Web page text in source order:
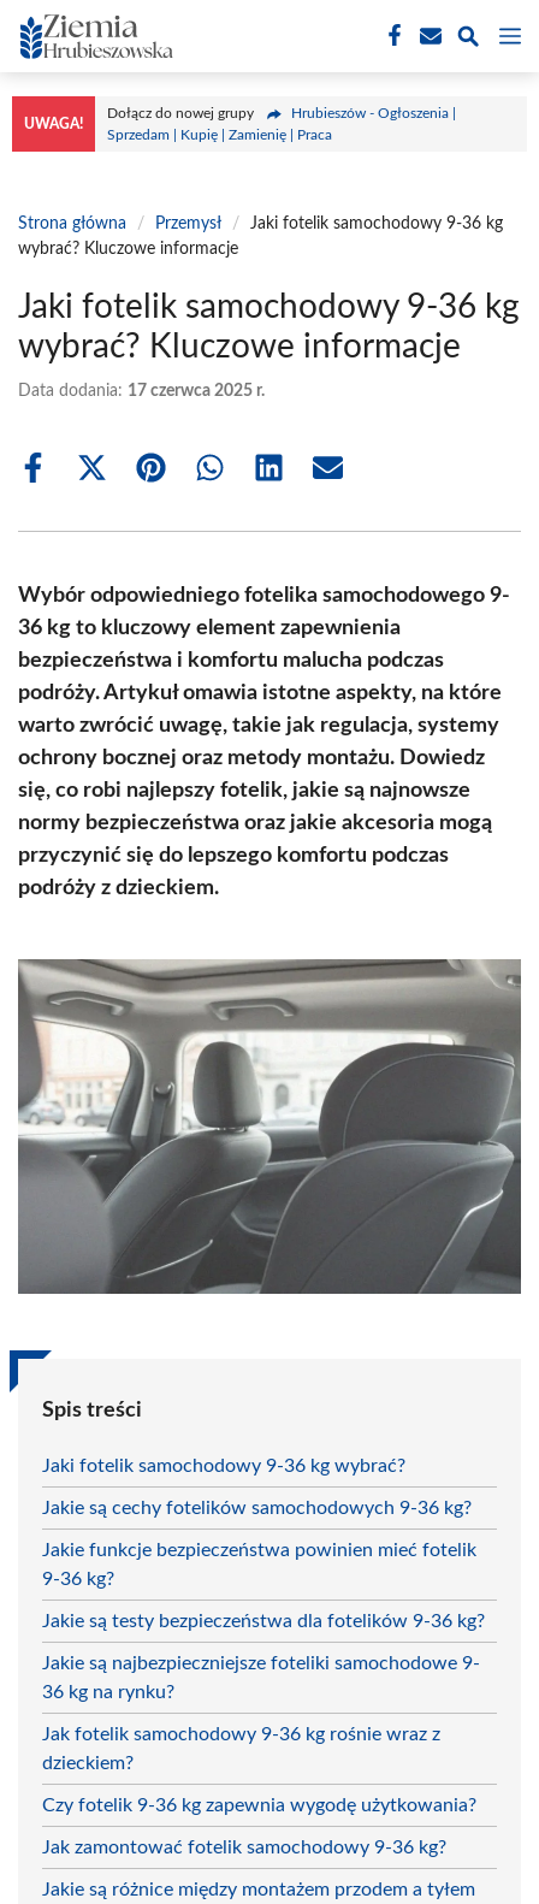
Przejdź
do
treści
UWAGA!
Dołącz do nowej grupy
Hrubieszów - Ogłoszenia |
Sprzedam | Kupię | Zamienię | Praca
Strona główna / Przemysł /
Jaki fotelik samochodowy 9-36 kg
wybrać? Kluczowe informacje
Jaki fotelik samochodowy 9-36 kg
wybrać? Kluczowe informacje
Data dodania: 17 czerwca 2025 r.
Share
Share
(Twitter)
Share Share Share Share
Wybór odpowiedniego fotelika samochodowego 9-
36 kg to kluczowy element zapewnienia
bezpieczeństwa i komfortu malucha podczas
podróży. Artykuł omawia istotne aspekty, na które
warto zwrócić uwagę, takie jak regulacja, systemy
ochrony bocznej oraz metody montażu. Dowiedz
się, co robi najlepszy fotelik, jakie są najnowsze
normy bezpieczeństwa oraz jakie akcesoria mogą
przyczynić się do lepszego komfortu podczas
podróży z dzieckiem.
Spis treści
Jaki fotelik samochodowy 9-36 kg wybrać?
Jakie są cechy fotelików samochodowych 9-36 kg?
Jakie funkcje bezpieczeństwa powinien mieć fotelik
9-36 kg?
Jakie są testy bezpieczeństwa dla fotelików 9-36 kg?
Jakie są najbezpieczniejsze foteliki samochodowe 9-
36 kg na rynku?
Jak fotelik samochodowy 9-36 kg rośnie wraz z
dzieckiem?
Czy fotelik 9-36 kg zapewnia wygodę użytkowania?
Jak zamontować fotelik samochodowy 9-36 kg?
Jakie są różnice między montażem przodem a tyłem